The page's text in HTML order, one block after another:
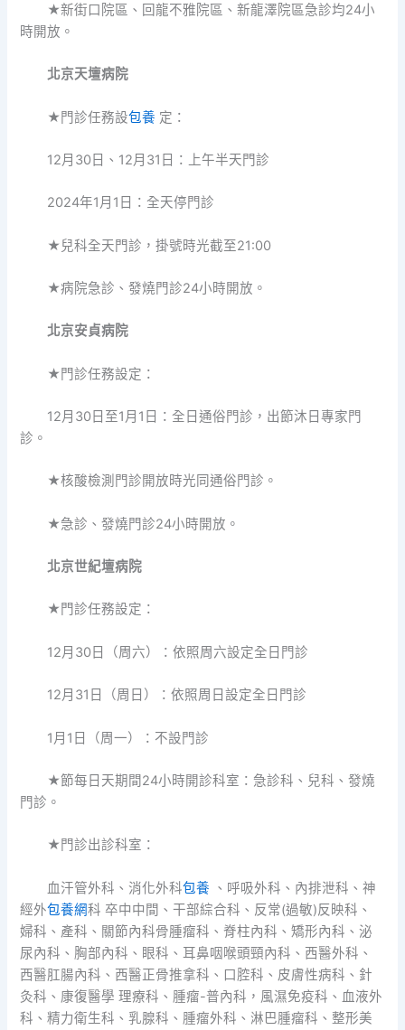
★新街口院區、回龍不雅院區、新龍澤院區急診均24小
時開放。
北京天壇病院
★門診任務設包養 定：
12月30日、12月31日：上午半天門診
2024年1月1日：全天停門診
★兒科全天門診，掛號時光截至21:00
★病院急診、發燒門診24小時開放。
北京安貞病院
★門診任務設定：
12月30日至1月1日：全日通俗門診，出節沐日專家門
診。
★核酸檢測門診開放時光同通俗門診。
★急診、發燒門診24小時開放。
北京世紀壇病院
★門診任務設定：
12月30日（周六）：依照周六設定全日門診
12月31日（周日）：依照周日設定全日門診
1月1日（周一）：不設門診
★節每日天期間24小時開診科室：急診科、兒科、發燒
門診。
★門診出診科室：
血汗管外科、消化外科包養 、呼吸外科、內排泄科、神
經外包養網科 卒中中間、干部綜合科、反常(過敏)反映科、
婦科、產科、關節內科骨腫瘤科、脊柱內科、矯形內科、泌
尿內科、胸部內科、眼科、耳鼻咽喉頭頸內科、西醫外科、
西醫肛腸內科、西醫正骨推拿科、口腔科、皮膚性病科、針
灸科、康復醫學 理療科、腫瘤-普內科，風濕免疫科、血液外
科、精力衛生科、乳腺科、腫瘤外科、淋巴腫瘤科、整形美